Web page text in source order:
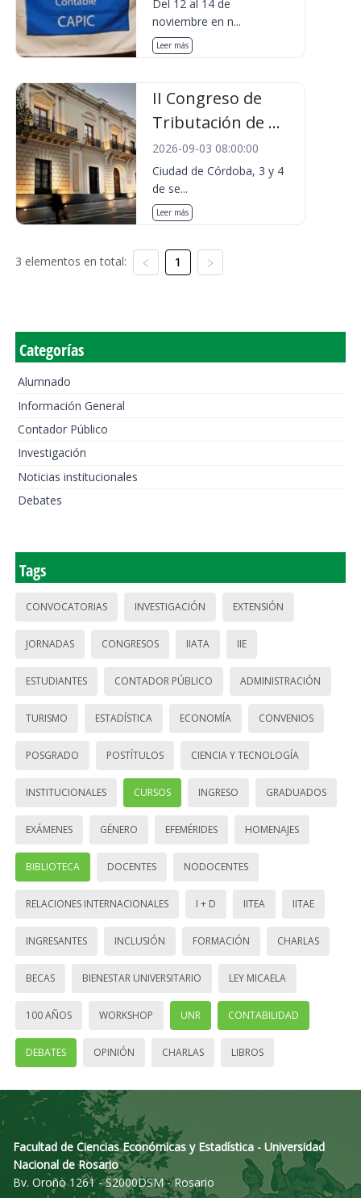
Del 12 al 14 de
noviembre en n...
Leer más
II Congreso de
Tributación de ...
2026-09-03 08:00:00
Ciudad de Córdoba, 3 y 4
de se...
Leer más
3 elementos en total: 1
Categorías
Alumnado
Información General
Contador Público
Investigación
Noticias institucionales
Debates
Tags
CONVOCATORIAS INVESTIGACIÓN EXTENSIÓN
JORNADAS CONGRESOS IIATA IIE
ESTUDIANTES CONTADOR PÚBLICO ADMINISTRACIÓN
TURISMO ESTADÍSTICA ECONOMÍA CONVENIOS
POSGRADO POSTÍTULOS CIENCIA Y TECNOLOGÍA
INSTITUCIONALES CURSOS INGRESO GRADUADOS
EXÁMENES GÉNERO EFEMÉRIDES HOMENAJES
BIBLIOTECA DOCENTES NODOCENTES
RELACIONES INTERNACIONALES I + D IITEA IITAE
INGRESANTES INCLUSIÓN FORMACIÓN CHARLAS
BECAS BIENESTAR UNIVERSITARIO LEY MICAELA
100 AÑOS WORKSHOP UNR CONTABILIDAD
DEBATES OPINIÓN CHARLAS LIBROS
Facultad de Ciencias Económicas y Estadística - Universidad
Nacional de Rosario
Bv. Oroño 1261 - S2000DSM - Rosario